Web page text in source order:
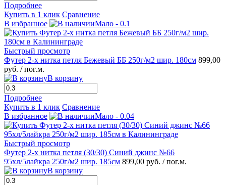
Подробнее
Купить в 1 клик Сравнение
В избранное
Мало - 0.1
Быстрый просмотр
Футер 2-х нитка петля Бежевый ББ 250г/м2 шир. 180см 899,00
руб. / пог.м.
В корзину
Подробнее
Купить в 1 клик Сравнение
В избранное
Мало - 0.04
Быстрый просмотр
Футер 2-х нитка петля (30/30) Синий джинс №66
95хл/5лайкра 250г/м2 шир. 185см 899,00 руб. / пог.м.
В корзину